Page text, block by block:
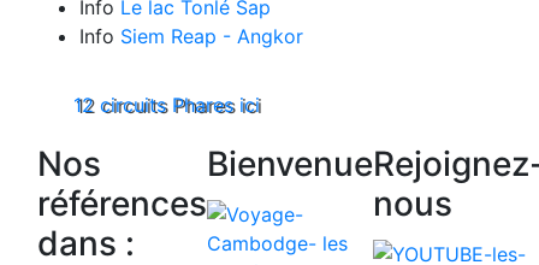
Info Le lac Tonlé Sap
Info Siem Reap - Angkor
12 circuits Phares ici
Nos
références
dans :
Bienvenue
nous